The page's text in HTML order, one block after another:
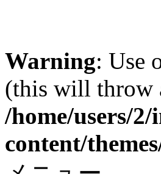
Warning: Use
(this will throw
/home/users/
content/